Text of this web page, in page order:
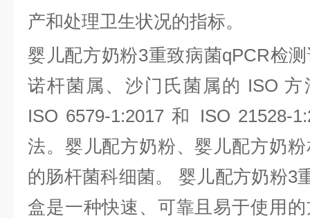
产和处理卫生状况的指标。
婴儿配方奶粉3重致病菌qPCR检
诺杆菌属、沙门氏菌属的 ISO方
ISO 6579-1:2017 和
ISO 21528-
法。婴儿配方奶粉、婴儿配方奶
的肠杆菌科细菌。 婴儿配方奶粉3
盒是一种快速、可靠且易于使用